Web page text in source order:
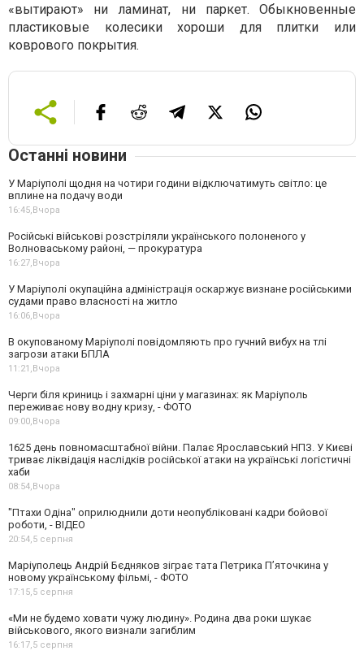
«вытирают» ни ламинат, ни паркет. Обыкновенные
пластиковые колесики хороши для плитки или
коврового покрытия.
Останні новини
У Маріуполі щодня на чотири години відключатимуть світло: це
вплине на подачу води
16:45,Вчора
Російські військові розстріляли українського полоненого у
Волноваському районі, — прокуратура
16:27,Вчора
У Маріуполі окупаційна адміністрація оскаржує визнане російськими
судами право власності на житло
16:06,Вчора
В окупованому Маріуполі повідомляють про гучний вибух на тлі
загрози атаки БПЛА
11:21,Вчора
Черги біля криниць і захмарні ціни у магазинах: як Маріуполь
переживає нову водну кризу, - ФОТО
09:00,Вчора
1625 день повномасштабної війни. Палає Ярославський НПЗ. У Києві
триває ліквідація наслідків російської атаки на українські логістичні
хаби
08:54,Вчора
"Птахи Одіна" оприлюднили доти неопубліковані кадри бойової
роботи, - ВІДЕО
20:54,5 серпня
Маріуполець Андрій Бєдняков зіграє тата Петрика П’яточкина у
новому українському фільмі, - ФОТО
17:15,5 серпня
«Ми не будемо ховати чужу людину». Родина два роки шукає
військового, якого визнали загиблим
16:17,5 серпня